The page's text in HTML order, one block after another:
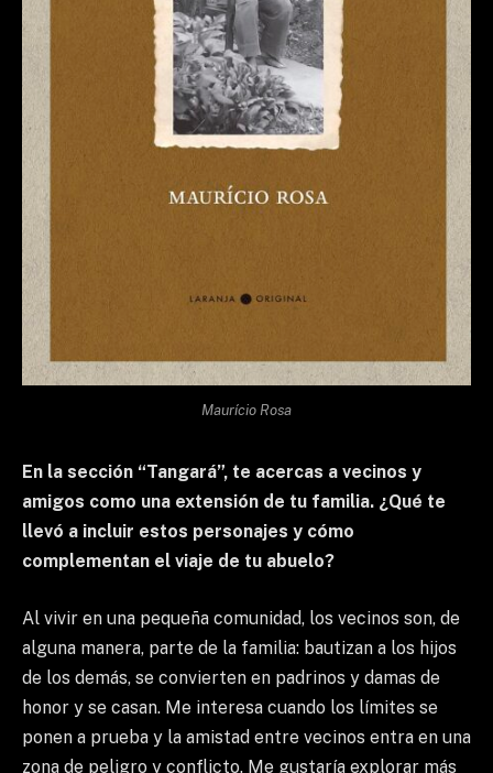
Maurício Rosa
En la sección “Tangará”, te acercas a vecinos y
amigos como una extensión de tu familia. ¿Qué te
llevó a incluir estos personajes y cómo
complementan el viaje de tu abuelo?
Al vivir en una pequeña comunidad, los vecinos son, de
alguna manera, parte de la familia: bautizan a los hijos
de los demás, se convierten en padrinos y damas de
honor y se casan. Me interesa cuando los límites se
ponen a prueba y la amistad entre vecinos entra en una
zona de peligro y conflicto. Me gustaría explorar más